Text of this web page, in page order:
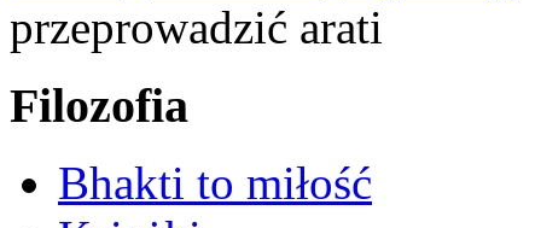
przeprowadzić arati
Filozofia
Bhakti to miłość